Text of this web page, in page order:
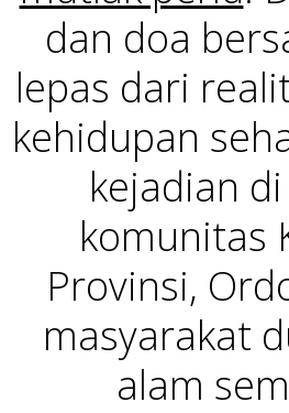
dan doa
lepas dari
kehidupan
kejadian
komunitas
Provinsi,
masyarakat
alam